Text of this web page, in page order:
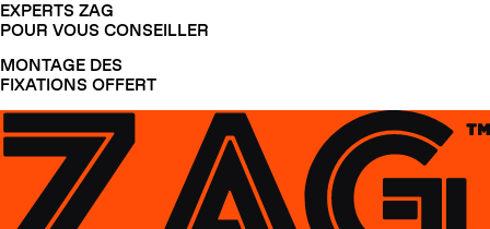
EXPERTS ZAG
POUR VOUS CONSEILLER
MONTAGE DES
FIXATIONS OFFERT